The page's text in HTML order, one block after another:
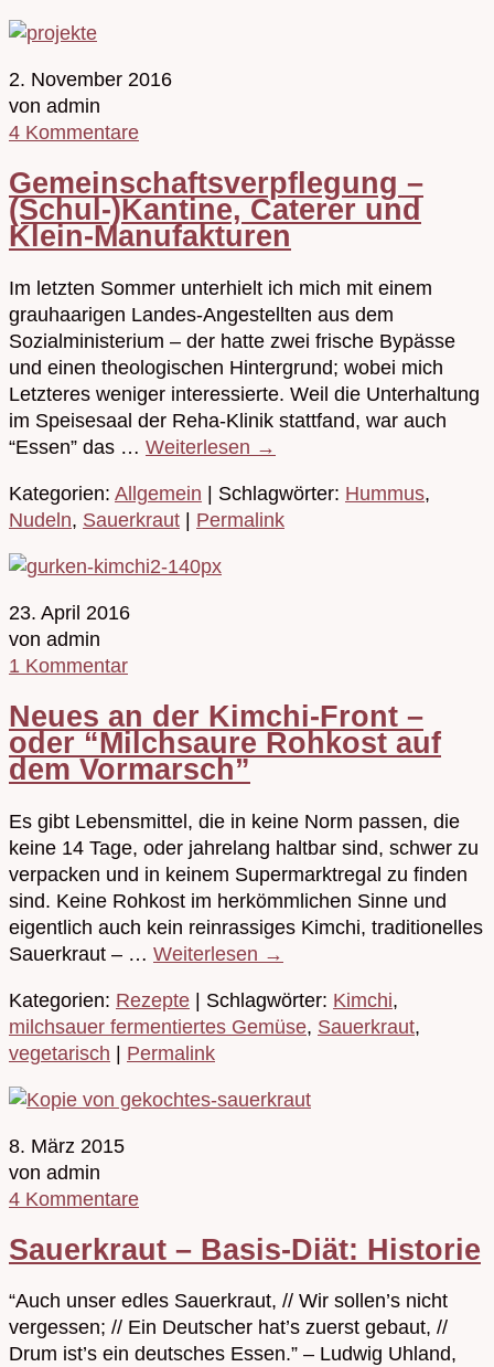
2. November 2016
von admin
4 Kommentare
Gemeinschaftsverpflegung –
(Schul-)Kantine, Caterer und
Klein-Manufakturen
Im letzten Sommer unterhielt ich mich mit einem
grauhaarigen Landes-Angestellten aus dem
Sozialministerium – der hatte zwei frische Bypässe
und einen theologischen Hintergrund; wobei mich
Letzteres weniger interessierte. Weil die Unterhaltung
im Speisesaal der Reha-Klinik stattfand, war auch
“Essen” das … Weiterlesen →
Kategorien: Allgemein | Schlagwörter: Hummus,
Nudeln, Sauerkraut | Permalink
23. April 2016
von admin
1 Kommentar
Neues an der Kimchi-Front –
oder “Milchsaure Rohkost auf
dem Vormarsch”
Es gibt Lebensmittel, die in keine Norm passen, die
keine 14 Tage, oder jahrelang haltbar sind, schwer zu
verpacken und in keinem Supermarktregal zu finden
sind. Keine Rohkost im herkömmlichen Sinne und
eigentlich auch kein reinrassiges Kimchi, traditionelles
Sauerkraut – … Weiterlesen →
Kategorien: Rezepte | Schlagwörter: Kimchi,
milchsauer fermentiertes Gemüse, Sauerkraut,
vegetarisch | Permalink
8. März 2015
von admin
4 Kommentare
Sauerkraut – Basis-Diät: Historie
“Auch unser edles Sauerkraut, // Wir sollen’s nicht
vergessen; // Ein Deutscher hat’s zuerst gebaut, //
Drum ist’s ein deutsches Essen.” – Ludwig Uhland,